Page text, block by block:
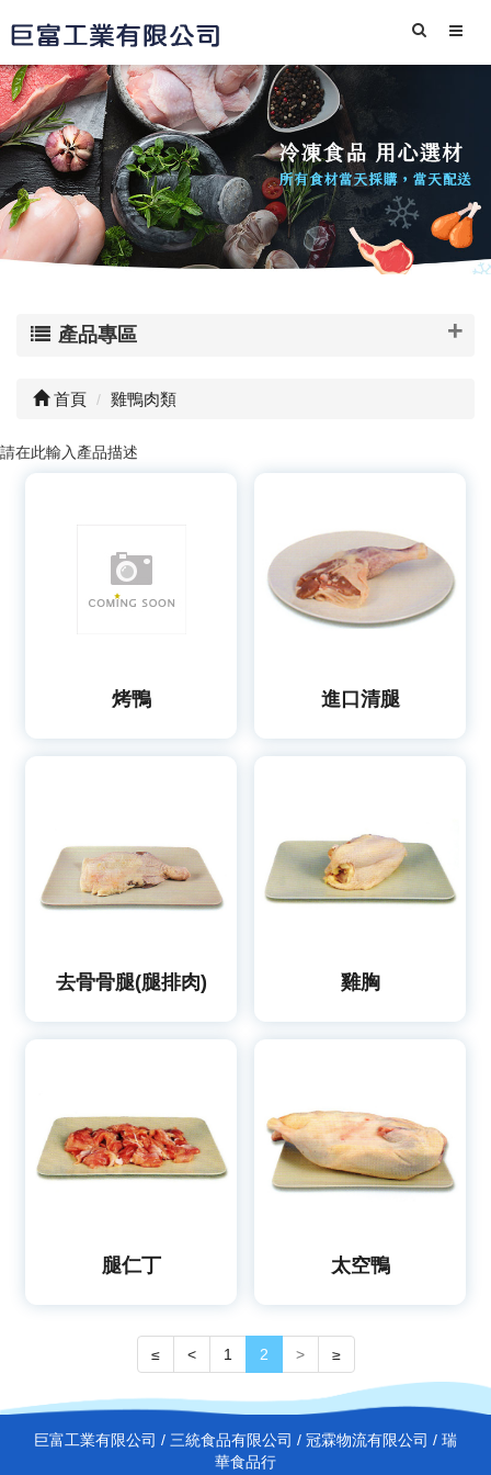
產品專區
首頁 雞鴨肉類
請在此輸入產品描述
烤鴨 進口清腿
去骨骨腿(腿排肉) 雞胸
腿仁丁 太空鴨
≤ < 1 2 > ≥
巨富工業有限公司 / 三統食品有限公司 / 冠霖物流有限公司 / 瑞
華食品行